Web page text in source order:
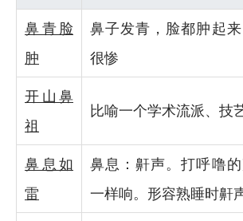
鼻青脸
肿
鼻子发青，脸都肿起
很惨
开山鼻
祖
比喻一个学术流派、技
鼻息如
雷
鼻息：鼾声。打呼噜
一样响。形容熟睡时鼾